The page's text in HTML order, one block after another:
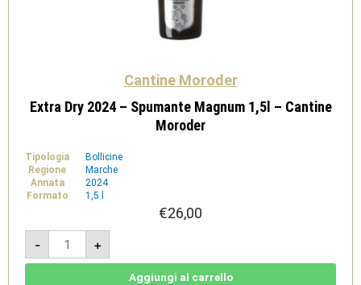
Cantine Moroder
Extra Dry 2024 – Spumante Magnum 1,5l – Cantine
Moroder
Tipologia
Bollicine
Regione
Marche
Annata
2024
Formato
1,5 l
€26,00
-
Extra
Dry
2024
-
+
Aggiungi al carrello